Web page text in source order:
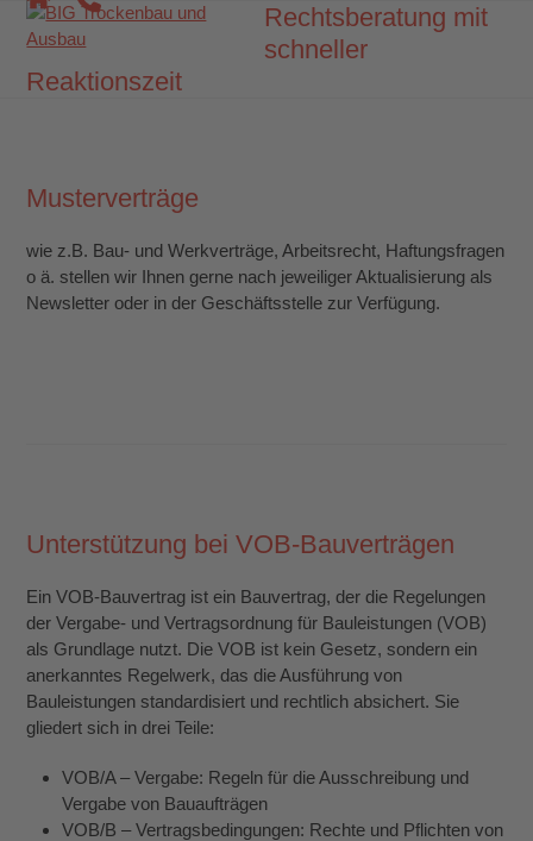
Skip
Open
menu
Close
menu
Rechtsberatung mit
schneller
Reaktionszeit
Musterverträge
wie z.B. Bau- und Werkverträge, Arbeitsrecht, Haftungsfragen
o ä. stellen wir Ihnen gerne nach jeweiliger Aktualisierung als
Newsletter oder in der Geschäftsstelle zur Verfügung.
Unterstützung bei VOB-Bauverträgen
Ein VOB-Bauvertrag ist ein Bauvertrag, der die Regelungen
der Vergabe- und Vertragsordnung für Bauleistungen (VOB)
als Grundlage nutzt. Die VOB ist kein Gesetz, sondern ein
anerkanntes Regelwerk, das die Ausführung von
Bauleistungen standardisiert und rechtlich absichert. Sie
gliedert sich in drei Teile:
VOB/A – Vergabe: Regeln für die Ausschreibung und
Vergabe von Bauaufträgen
VOB/B – Vertragsbedingungen: Rechte und Pflichten von